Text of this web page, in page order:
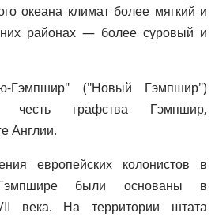
океана климат более мягкий и
районах — более суровый и
Гэмпшир" ("Новый Гэмпшир")
графства Гэмпшир,
Англии.
европейских колонистов в
были основаны в
века. На территории штата